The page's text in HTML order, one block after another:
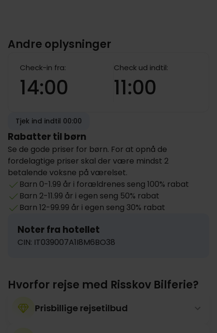
Andre oplysninger
Check-in fra:
14:00
Check ud indtil:
11:00
Tjek ind indtil 00:00
Rabatter til børn
Se de gode priser for børn. For at opnå de
fordelagtige priser skal der være mindst 2
betalende voksne på værelset.
Barn 0-1.99 år i forældrenes seng 100% rabat
Barn 2-11.99 år i egen seng 50% rabat
Barn 12-99.99 år i egen seng 30% rabat
Noter fra hotellet
CIN: IT039007A1I8M6BO38
Hvorfor rejse med Risskov Bilferie?
Prisbillige rejsetilbud